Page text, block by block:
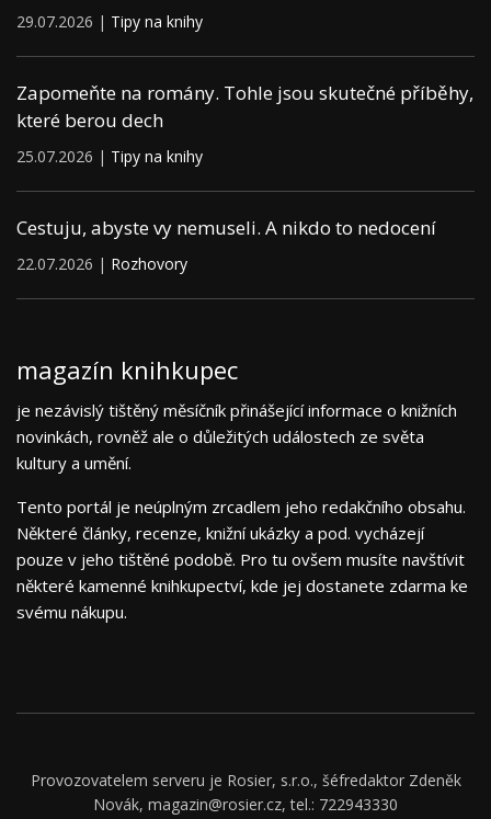
29.07.2026 | Tipy na knihy
Zapomeňte na romány. Tohle jsou skutečné příběhy,
které berou dech
25.07.2026 | Tipy na knihy
Cestuju, abyste vy nemuseli. A nikdo to nedocení
22.07.2026 | Rozhovory
magazín knihkupec
je nezávislý tištěný měsíčník přinášející informace o knižních
novinkách, rovněž ale o důležitých událostech ze světa
kultury a umění.
Tento portál je neúplným zrcadlem jeho redakčního obsahu.
Některé články, recenze, knižní ukázky a pod. vycházejí
pouze v jeho tištěné podobě. Pro tu ovšem musíte navštívit
některé kamenné knihkupectví, kde jej dostanete zdarma ke
svému nákupu.
Provozovatelem serveru je Rosier, s.r.o., šéfredaktor Zdeněk
Novák, magazin@rosier.cz, tel.: 722943330